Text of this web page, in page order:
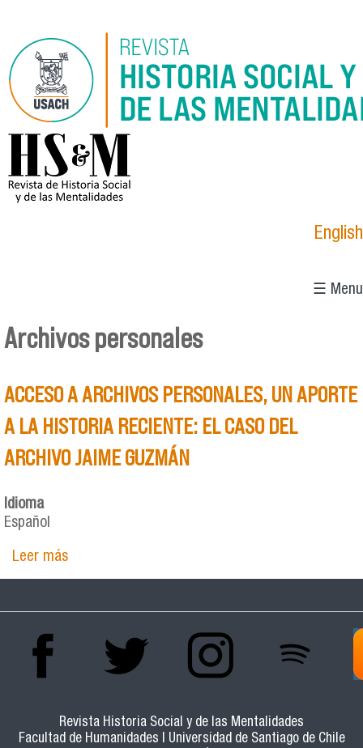
logo_hsm_2021.png
English
☰ Menu
Se encuentra usted aquí
Archivos personales
ACCESO A ARCHIVOS PERSONALES, UN APORTE
A LA HISTORIA RECIENTE: EL CASO DEL
ARCHIVO JAIME GUZMÁN
Idioma
Español
Leer mássobre ACCESO A ARCHIVOS PERSONALES, UN
APORTE A LA HISTORIA RECIENTE: EL CASO DEL
Revista Historia Social y de las Mentalidades
Facultad de Humanidades | Universidad de Santiago de Chile